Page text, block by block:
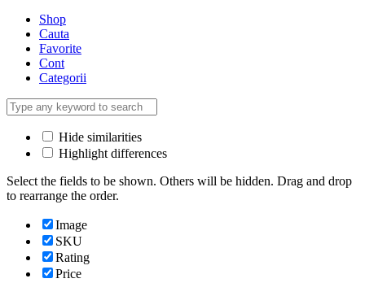
Shop
Cauta
Favorite
Cont
Categorii
Hide similarities
Highlight differences
Select the fields to be shown. Others will be hidden. Drag and drop
to rearrange the order.
Image
SKU
Rating
Price